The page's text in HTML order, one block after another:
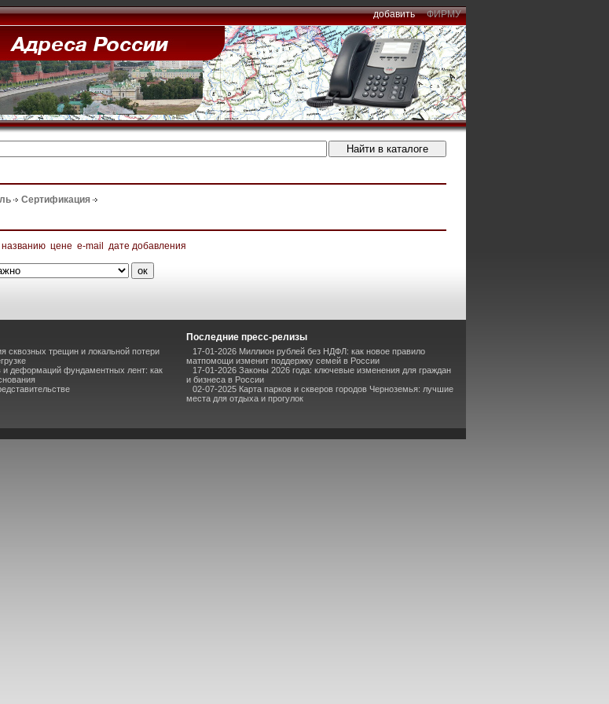
добавить ФИРМУ
Сертификация
названию цене e-mail дате добавления
сквозных трещин и локальной потери
и деформаций фундаментных лент: как
Последние пресс-релизы
17-01-2026 Миллион рублей без НДФЛ: как новое правило
матпомощи изменит поддержку семей в России
17-01-2026 Законы 2026 года: ключевые изменения для граждан
и бизнеса в России
02-07-2025 Карта парков и скверов городов Черноземья: лучшие
места для отдыха и прогулок